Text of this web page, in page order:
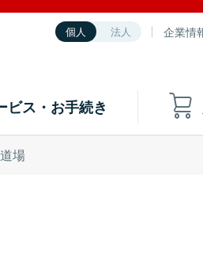
個人 法人 企業情
ビス・お手続き
道場